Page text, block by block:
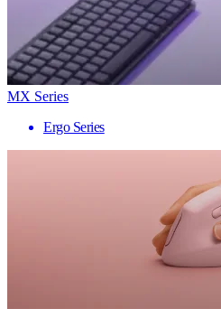
MX Series
Ergo Series